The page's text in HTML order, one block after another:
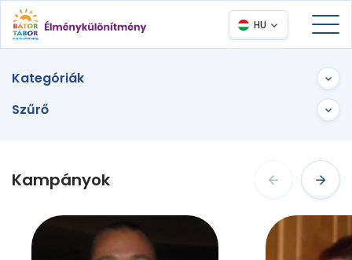
HU
Kategóriák
Szűrő
Kampányok